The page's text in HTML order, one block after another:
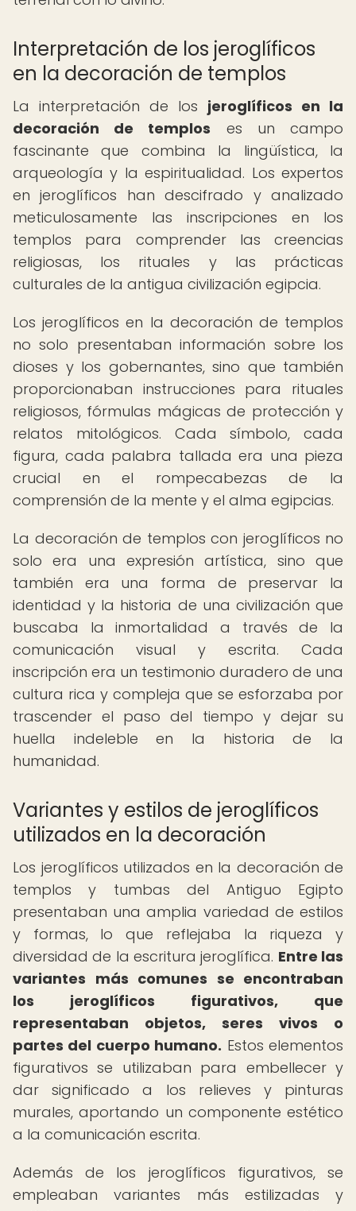
Interpretación de los jeroglíficos
en la decoración de templos
La interpretación de los jeroglíficos en la
decoración de templos es un campo
fascinante que combina la lingüística, la
arqueología y la espiritualidad. Los expertos
en jeroglíficos han descifrado y analizado
meticulosamente las inscripciones en los
templos para comprender las creencias
religiosas, los rituales y las prácticas
culturales de la antigua civilización egipcia.
Los jeroglíficos en la decoración de templos
no solo presentaban información sobre los
dioses y los gobernantes, sino que también
proporcionaban instrucciones para rituales
religiosos, fórmulas mágicas de protección y
relatos mitológicos. Cada símbolo, cada
figura, cada palabra tallada era una pieza
crucial en el rompecabezas de la
comprensión de la mente y el alma egipcias.
La decoración de templos con jeroglíficos no
solo era una expresión artística, sino que
también era una forma de preservar la
identidad y la historia de una civilización que
buscaba la inmortalidad a través de la
comunicación visual y escrita. Cada
inscripción era un testimonio duradero de una
cultura rica y compleja que se esforzaba por
trascender el paso del tiempo y dejar su
huella indeleble en la historia de la
humanidad.
Variantes y estilos de jeroglíficos
utilizados en la decoración
Los jeroglíficos utilizados en la decoración de
templos y tumbas del Antiguo Egipto
presentaban una amplia variedad de estilos
y formas, lo que reflejaba la riqueza y
diversidad de la escritura jeroglífica. Entre las
variantes más comunes se encontraban
los jeroglíficos figurativos, que
representaban objetos, seres vivos o
partes del cuerpo humano. Estos elementos
figurativos se utilizaban para embellecer y
dar significado a los relieves y pinturas
murales, aportando un componente estético
a la comunicación escrita.
Además de los jeroglíficos figurativos, se
empleaban variantes más estilizadas y